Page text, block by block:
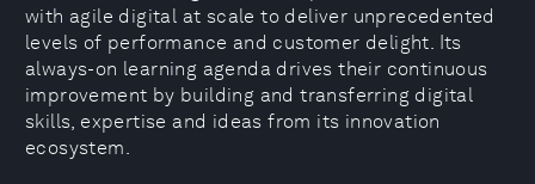
with agile digital at scale to deliver unprecedented
levels of performance and customer delight. Its
always-on learning agenda drives their continuous
improvement by building and transferring digital
skills, expertise and ideas from its innovation
ecosystem.